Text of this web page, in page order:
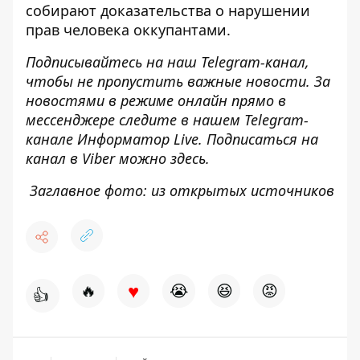
собирают доказательства о нарушении
прав человека оккупантами.
Подписывайтесь на наш Telegram-канал,
чтобы не пропустить важные новости. За
новостями в режиме онлайн прямо в
мессенджере следите в нашем Telegram-
канале Информатор Live. Подписаться на
канал в Viber можно здесь.
Заглавное фото: из открытых источников
👍 🔥 ♥ 😭 😆 😡